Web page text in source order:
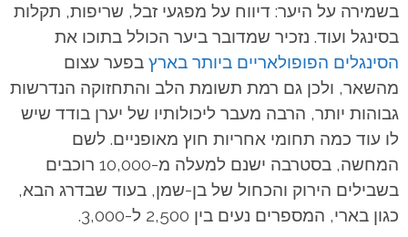
בשמירה על היער: דיווח על מפגעי זבל, שריפות, תקלות
בסינגל ועוד. נזכיר שמדובר ביער הכולל בתוכו את
הסינגלים הפופולאריים ביותר בארץ בפער עצום
מהשאר, ולכן גם רמת תשומת הלב והתחזוקה הנדרשות
גבוהות יותר, הרבה מעבר ליכולותיו של יערן בודד שיש
לו עוד כמה תחומי אחריות חוץ מאופניים. לשם
המחשה, בסטרבה ישנם למעלה מ-10,000 רוכבים
בשבילים הירוק והכחול של בן-שמן, בעוד שבדרג הבא,
כגון בארי, המספרים נעים בין 2,500 ל-3,000.